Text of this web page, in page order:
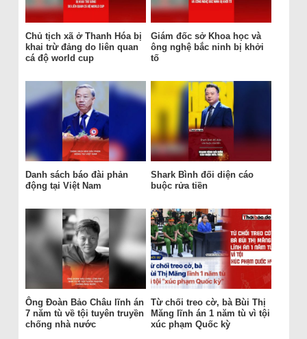
Chủ tịch xã ở Thanh Hóa bị
khai trừ đảng do liên quan
cá độ world cup
Giám đốc sở Khoa học và
ông nghệ bắc ninh bị khởi
tố
Danh sách báo đài phản
động tại Việt Nam
Shark Bình đối diện cáo
buộc rửa tiền
Ông Đoàn Bảo Châu lĩnh án
7 năm tù về tội tuyên truyền
chống nhà nước
Từ chối treo cờ, bà Bùi Thị
Măng lĩnh án 1 năm tù vì tội
xúc phạm Quốc kỳ